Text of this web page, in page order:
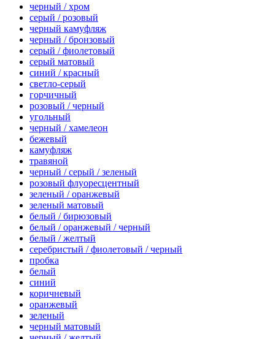
черный / хром
серый / розовый
черный камуфляж
черный / бронзовый
серый / фиолетовый
серый матовый
синий / красный
светло-серый
горчичный
розовый / черный
угольный
черный / хамелеон
бежевый
камуфляж
травяной
черный / серый / зеленый
розовый флуоресцентный
зеленый / оранжевый
зеленый матовый
белый / бирюзовый
белый / оранжевый / черный
белый / желтый
серебристый / фиолетовый / черный
пробка
белый
синий
коричневый
оранжевый
зеленый
черный матовый